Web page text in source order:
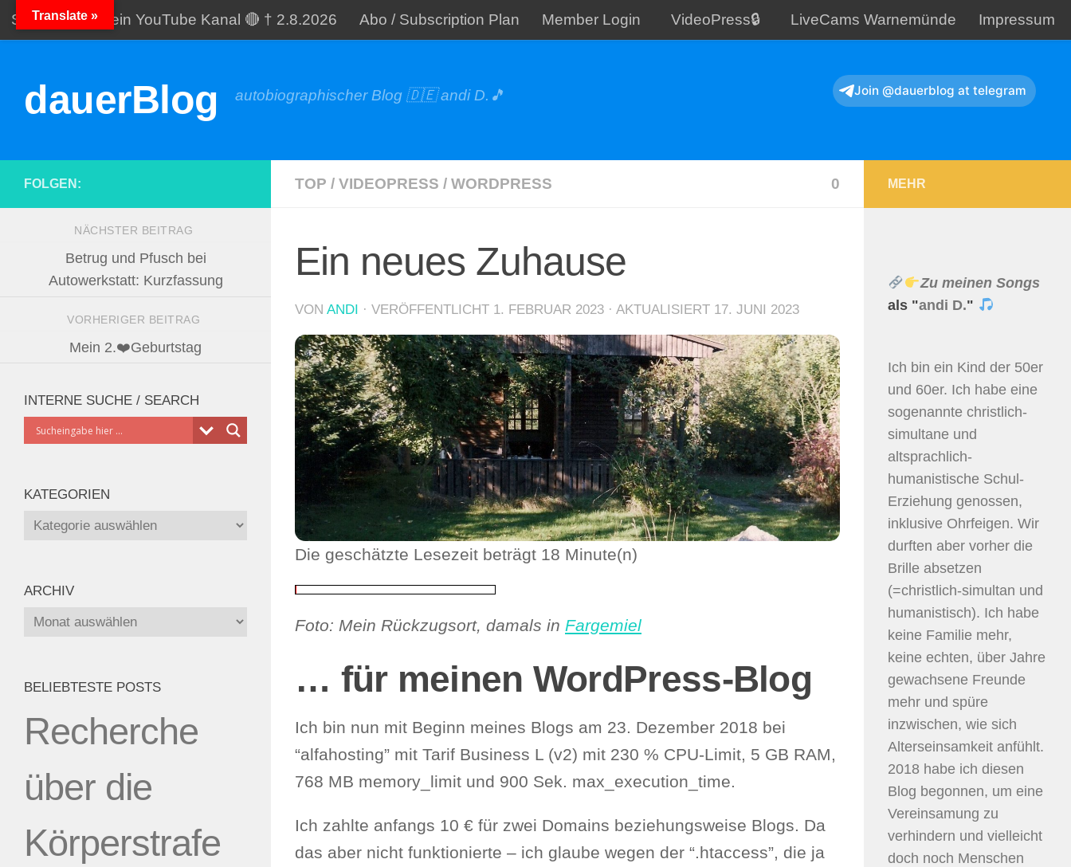
Zum Inhalt springen
Startseite Mein YouTube Kanal 🔴 † 2.8.2026 Abo / Subscription Plan Member Login VideoPress🔒 LiveCams Warnemünde Impressum
dauerBlog autobiographischer Blog 🇩🇪 andi D.🎵 Join @dauerblog at telegram
TOP / VIDEOPRESS / WORDPRESS 0
Ein neues Zuhause
VON ANDI · VERÖFFENTLICHT 1. FEBRUAR 2023 · AKTUALISIERT 17. JUNI 2023
Die geschätzte Lesezeit beträgt 18 Minute(n)
Foto: Mein Rückzugsort, damals in Fargemiel
… für meinen WordPress-Blog
Ich bin nun mit Beginn meines Blogs am 23. Dezember 2018 bei
“alfahosting” mit Tarif Business L (v2) mit 230 % CPU-Limit, 5 GB RAM,
768 MB memory_limit und 900 Sek. max_execution_time.
Ich zahlte anfangs 10 € für zwei Domains beziehungsweise Blogs. Da
das aber nicht funktionierte – ich glaube wegen der “.htaccess”, die ja
FOLGEN:
NÄCHSTER BEITRAG
Betrug und Pfusch bei
Autowerkstatt: Kurzfassung
VORHERIGER BEITRAG
Mein 2.❤️Geburtstag
INTERNE SUCHE / SEARCH
KATEGORIEN
Kategorien
ARCHIV
Archiv
BELIEBTESTE POSTS
Recherche
über die
Körperstrafe
MEHR
Zu meinen Songs
als "andi D."
Ich bin ein Kind der 50er
und 60er. Ich habe eine
sogenannte christlich-
simultane und
altsprachlich-
humanistische Schul-
Erziehung genossen,
inklusive Ohrfeigen. Wir
durften aber vorher die
Brille absetzen
(=christlich-simultan und
humanistisch). Ich habe
keine Familie mehr,
keine echten, über Jahre
gewachsene Freunde
mehr und spüre
inzwischen, wie sich
Alterseinsamkeit anfühlt.
2018 habe ich diesen
Blog begonnen, um eine
Vereinsamung zu
verhindern und vielleicht
doch noch Menschen
Translate »